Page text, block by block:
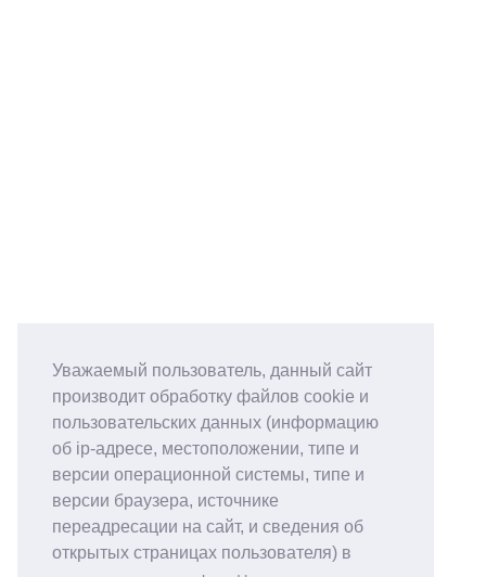
Уважаемый пользователь, данный сайт
производит обработку файлов cookie и
пользовательских данных (информацию
об ip-адресе, местоположении, типе и
версии операционной системы, типе и
версии браузера, источнике
переадресации на сайт, и сведения об
открытых страницах пользователя) в